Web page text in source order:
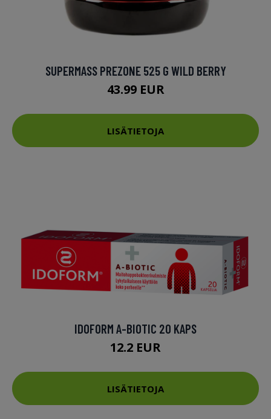
SUPERMASS PREZONE 525 G WILD BERRY
43.99 EUR
LISÄTIETOJA
IDOFORM A-BIOTIC 20 KAPS
12.2 EUR
LISÄTIETOJA